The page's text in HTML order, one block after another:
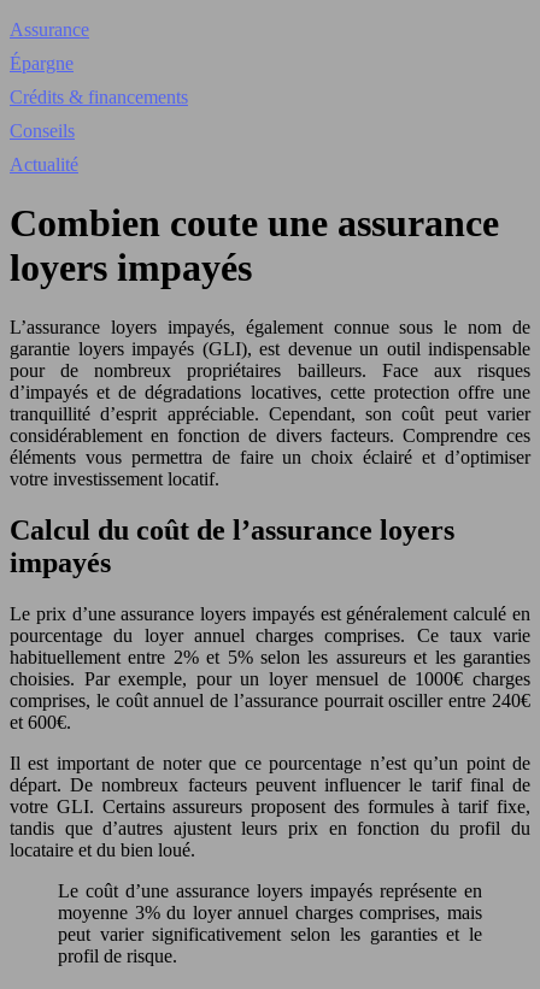
Assurance
Épargne
Crédits & financements
Conseils
Actualité
Combien coute une assurance
loyers impayés
L’assurance loyers impayés, également connue sous le nom de
garantie loyers impayés (GLI), est devenue un outil indispensable
pour de nombreux propriétaires bailleurs. Face aux risques
d’impayés et de dégradations locatives, cette protection offre une
tranquillité d’esprit appréciable. Cependant, son coût peut varier
considérablement en fonction de divers facteurs. Comprendre ces
éléments vous permettra de faire un choix éclairé et d’optimiser
votre investissement locatif.
Calcul du coût de l’assurance loyers
impayés
Le prix d’une assurance loyers impayés est généralement calculé en
pourcentage du loyer annuel charges comprises. Ce taux varie
habituellement entre 2% et 5% selon les assureurs et les garanties
choisies. Par exemple, pour un loyer mensuel de 1000€ charges
comprises, le coût annuel de l’assurance pourrait osciller entre 240€
et 600€.
Il est important de noter que ce pourcentage n’est qu’un point de
départ. De nombreux facteurs peuvent influencer le tarif final de
votre GLI. Certains assureurs proposent des formules à tarif fixe,
tandis que d’autres ajustent leurs prix en fonction du profil du
locataire et du bien loué.
Le coût d’une assurance loyers impayés représente en
moyenne 3% du loyer annuel charges comprises, mais
peut varier significativement selon les garanties et le
profil de risque.